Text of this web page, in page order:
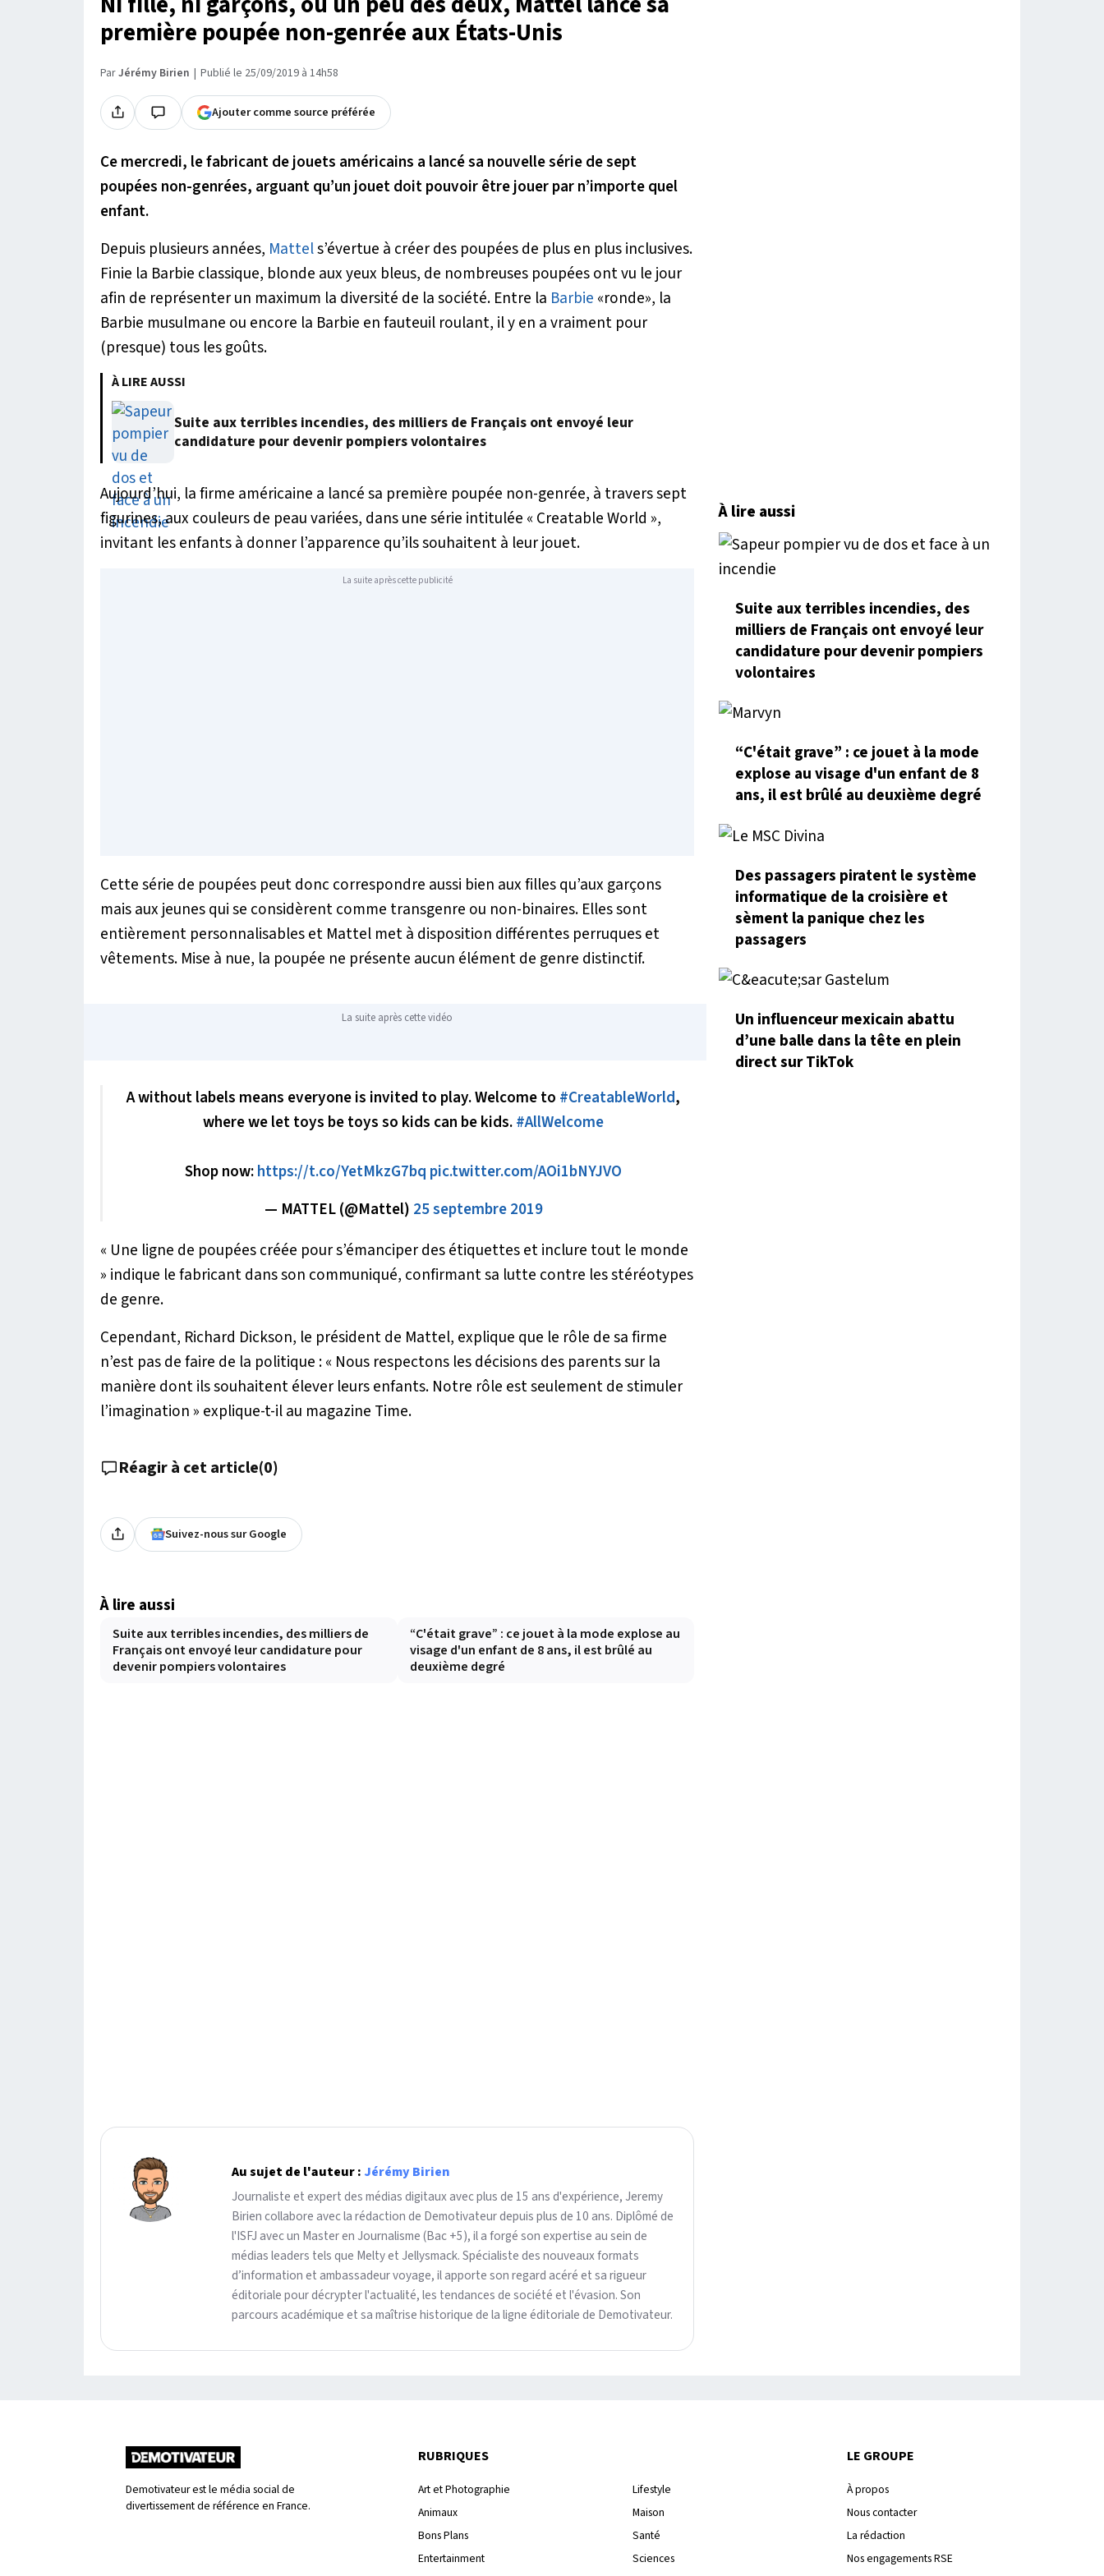
première poupée non-genrée aux États-Unis
ParJérémy Birien Publié le 25/09/2019 à 14h58
Ajouter comme source préférée
Ce mercredi, le fabricant de jouets américains a lancé sa nouvelle série de sept
poupées non-genrées, arguant qu’un jouet doit pouvoir être jouer par n’importe quel
enfant.
Depuis plusieurs années, Mattels’évertue à créer des poupées de plus en plus inclusives.
Finie la Barbie classique, blonde aux yeux bleus, de nombreuses poupées ont vu le jour
afin de représenter un maximum la diversité de la société. Entre la Barbie «ronde», la
Barbie musulmane ou encore la Barbie en fauteuil roulant, il y en a vraiment pour
(presque) tous les goûts.
À LIRE AUSSI
Suite aux terribles incendies, des milliers de Français ont envoyé leur
candidature pour devenir pompiers volontaires
Aujourd’hui, la firme américaine a lancé sa première poupée non-genrée, à travers sept
figurines, aux couleurs de peau variées, dans une série intitulée « Creatable World »,
invitant les enfants à donner l’apparence qu’ils souhaitent à leur jouet.
La suite après cette publicité
Cette série de poupées peut donc correspondre aussi bien aux filles qu’aux garçons
mais aux jeunes qui se considèrent comme transgenre ou non-binaires. Elles sont
entièrement personnalisables et Mattel met à disposition différentes perruques et
vêtements. Mise à nue, la poupée ne présente aucun élément de genre distinctif.
La suite après cette vidéo
A without labels means everyone is invited to play. Welcome to #CreatableWorld,
where we let toys be toys so kids can be kids.#AllWelcome
Shop now:https://t.co/YetMkzG7bq pic.twitter.com/AOi1bNYJVO
— MATTEL (@Mattel) 25 septembre 2019
« Une ligne de poupées créée pour s’émanciper des étiquettes et inclure tout le monde
» indique le fabricant dans son communiqué, confirmant sa lutte contre les stéréotypes
de genre.
Cependant, Richard Dickson, le président de Mattel, explique que le rôle de sa firme
n’est pas de faire de la politique :« Nous respectons les décisions des parents sur la
manière dont ils souhaitent élever leurs enfants. Notre rôle est seulement de stimuler
l’imagination » explique-t-il au magazine Time.
Réagir à cet article(0)
Suivez-nous sur Google
À lire aussi
Suite aux terribles incendies, des milliers de
Français ont envoyé leur candidature pour
devenir pompiers volontaires
“C'était grave” : ce jouet à la mode explose au
visage d'un enfant de 8 ans, il est brûlé au
deuxième degré
Au sujet de l'auteur : Jérémy Birien
Journaliste et expert des médias digitaux avec plus de 15 ans d'expérience, Jeremy
Birien collabore avec la rédaction de Demotivateur depuis plus de 10 ans. Diplômé de
l'ISFJ avec un Master en Journalisme (Bac +5), il a forgé son expertise au sein de
médias leaders tels que Melty et Jellysmack. Spécialiste des nouveaux formats
d’information et ambassadeur voyage, il apporte son regard acéré et sa rigueur
éditoriale pour décrypter l'actualité, les tendances de société et l'évasion. Son
parcours académique et sa maîtrise historique de la ligne éditoriale de Demotivateur.
À lire aussi
Suite aux terribles incendies, des
milliers de Français ont envoyé leur
candidature pour devenir pompiers
volontaires
“C'était grave” : ce jouet à la mode
explose au visage d'un enfant de 8
ans, il est brûlé au deuxième degré
Des passagers piratent le système
informatique de la croisière et
sèment la panique chez les
passagers
Un influenceur mexicain abattu
d’une balle dans la tête en plein
direct sur TikTok
Demotivateur est le média social de
divertissement de référence en France.
RUBRIQUES
Art et Photographie
Animaux
Bons Plans
Entertainment
Lifestyle
Maison
Santé
Sciences
LE GROUPE
À propos
Nous contacter
La rédaction
Nos engagements RSE